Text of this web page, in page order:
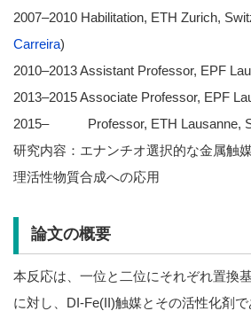
2007–2010 Habilitation, ETH Zurich,
Carreira)
2010–2013 Assistant Professor, EPF
2013–2015 Associate Professor, EPF
2015– Professor, ETH Lausanne,
研究内容：エナンチオ選択的な金属触
理活性物質合成への応用
論文の概要
本反応は、一位と二位にそれぞれ置換
に対し、DI-Fe(II)触媒とその活性化剤